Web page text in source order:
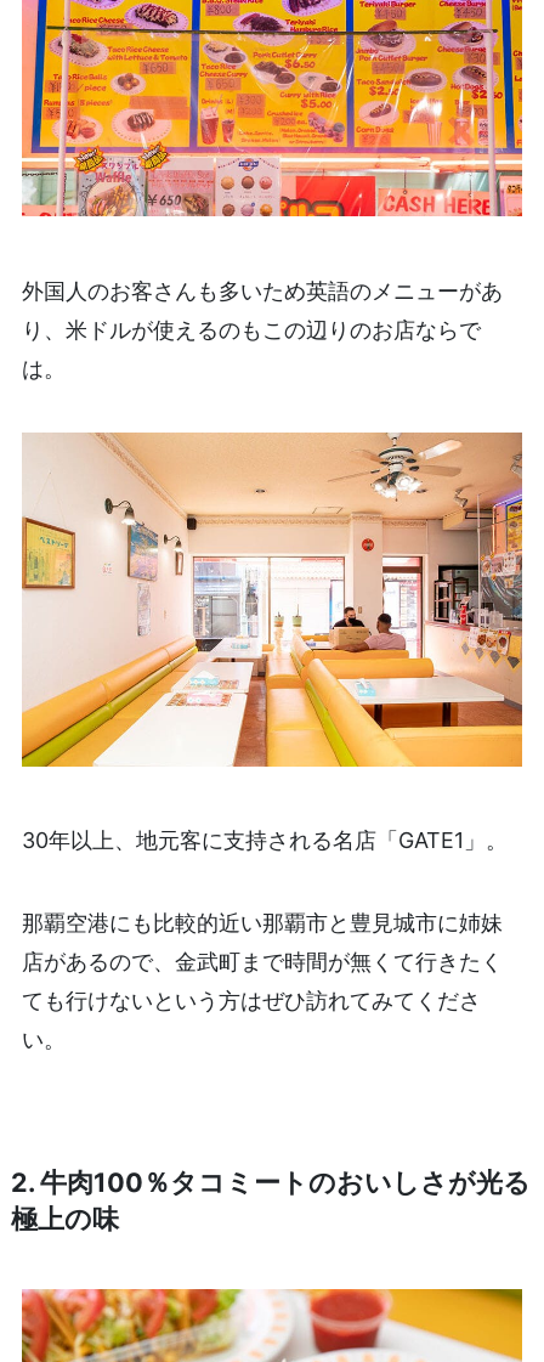
外国人のお客さんも多いため英語のメニューがあ
り、米ドルが使えるのもこの辺りのお店ならで
は。
30年以上、地元客に支持される名店「GATE1」。
那覇空港にも比較的近い那覇市と豊見城市に姉妹
店があるので、金武町まで時間が無くて行きたく
ても行けないという方はぜひ訪れてみてくださ
い。
2. 牛肉100％タコミートのおいしさが光る
極上の味